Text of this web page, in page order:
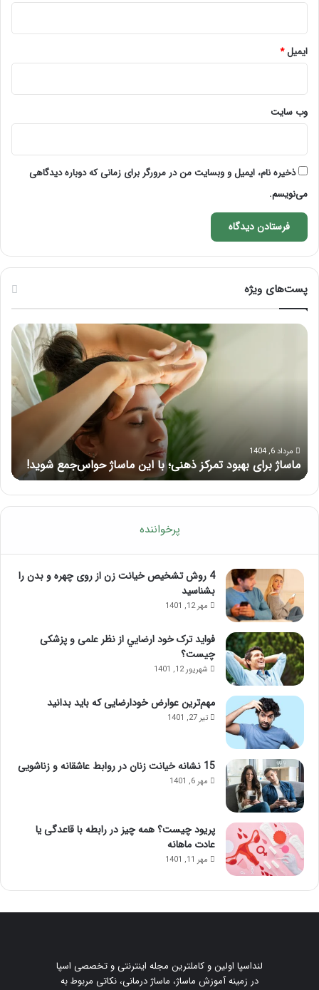
ایمیل*
وب‌ سایت
ذخیره نام، ایمیل و وبسایت من در مرورگر برای زمانی که دوباره دیدگاهی
می‌نویسم.
پست‌های ویژه
ماساژ
حواس‌جمع
شوید!
مرداد 6, 1404
ماساژ برای بهبود تمرکز ذهنی؛ با این ماساژ حواس‌جمع شوید!
از
پرخواننده
4 روش تشخیص خیانت زن از روی چهره و بدن را
بشناسید
مهر 12, 1401
فواید ترک خود ارضايي از نظر علمی و پزشکی
چیست؟
شهریور 12, 1401
مهم‌ترین عوارض خودارضایی که باید بدانید
تیر 27, 1401
15 نشانه خیانت زنان در روابط عاشقانه و زناشویی
مهر 6, 1401
پریود چیست؟ همه چیز در رابطه با قاعدگی یا
عادت ماهانه
مهر 11, 1401
لنداسپا اولین و کاملترین مجله اینترنتی و تخصصی اسپا
در زمینه آموزش ماساژ، ماساژ درمانی، نکاتی مربوط به